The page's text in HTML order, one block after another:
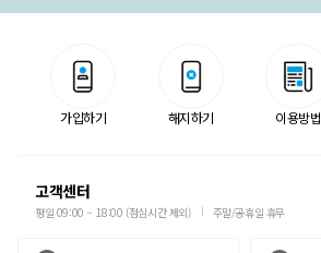
가입하기 해지하기 이용방법
고객센터
평일 09:00 ~ 18:00 (점심시간 제외) 주말/공휴일 휴무